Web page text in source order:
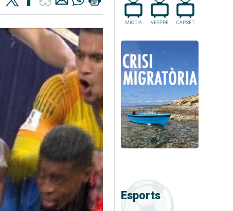
MIGDIA VESPRE CAP.SET
Esports